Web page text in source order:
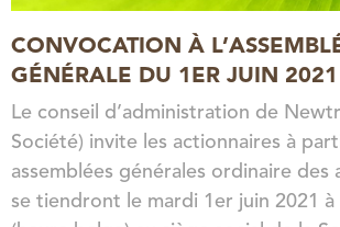
CONVOCATION À
GÉNÉRALE DU 1ER JUIN 2021
Le conseil d’administration de
Société) invite les actionnaires à
assemblées générales ordinaire des
se tiendront le mardi 1er juin 2021 à